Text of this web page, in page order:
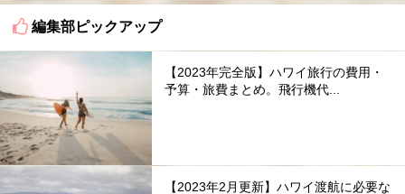
編集部ピックアップ
【2023年完全版】ハワイ旅行の費用・
予算・旅費まとめ。飛行機代...
【2023年2月更新】ハワイ渡航に必要な